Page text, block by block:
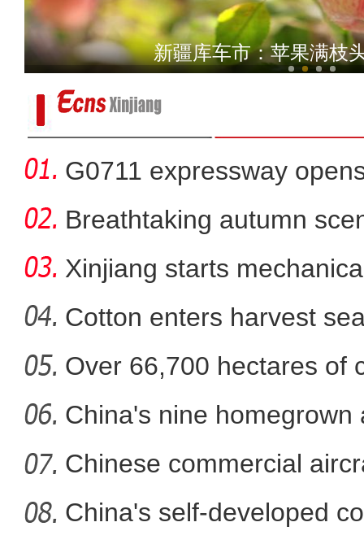
《上海古丽》男主米热：上
斑斓秋色怡人 油画般风
新疆库车市：苹果满枝
G0711 expressway
Breathtaking autumn
in
Xinjiang starts
Cotton enters harvest
Over 66,700 hectares of
mech
China's nine homegrown
in
Chinese commercial
fli
China's self-developed